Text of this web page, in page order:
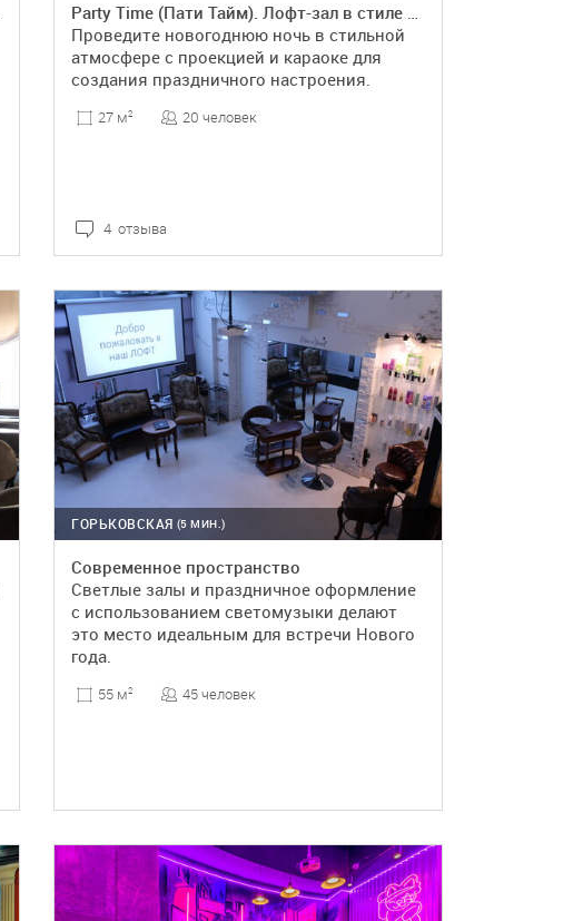
Party Time (Пати Тайм). Лофт-зал в стиле большого города
Проведите новогоднюю ночь в стильной
атмосфере с проекцией и караоке для
создания праздничного настроения.
27 м2 20 человек
4 отзыва
(5 МИН.)
ГОРЬКОВСКАЯ
Современное пространство
Светлые залы и праздничное оформление
с использованием светомузыки делают
это место идеальным для встречи Нового
года.
55 м2 45 человек